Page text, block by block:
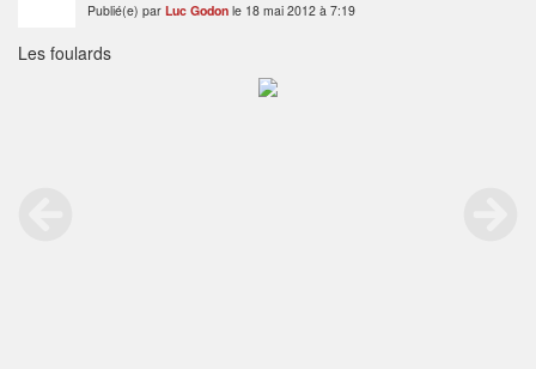
Publié(e) par Luc Godon le 18 mai 2012 à 7:19
Les foulards